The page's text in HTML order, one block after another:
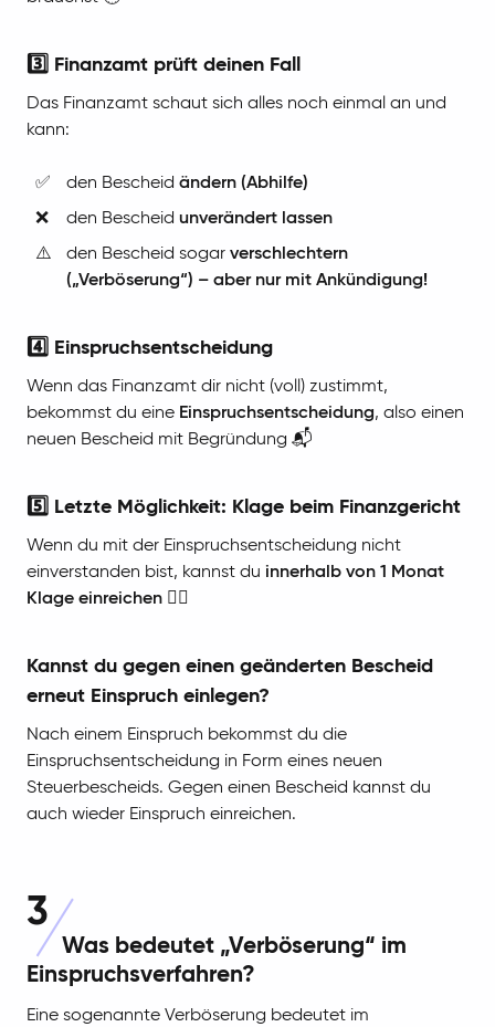
3️⃣ Finanzamt prüft deinen Fall
Das Finanzamt schaut sich alles noch einmal an und
kann:
✅ den Bescheid ändern (Abhilfe)
❌
den Bescheid unverändert lassen
⚠️
den Bescheid sogar verschlechtern
(„Verböserung“) – aber nur mit Ankündigung!
4️⃣ Einspruchsentscheidung
Wenn das Finanzamt dir nicht (voll) zustimmt,
bekommst du eine Einspruchsentscheidung, also einen
neuen Bescheid mit Begründung 📬
5️⃣ Letzte Möglichkeit: Klage beim Finanzgericht
Wenn du mit der Einspruchsentscheidung nicht
einverstanden bist, kannst du innerhalb von 1 Monat
Klage einreichen 🧑‍⚖️
Kannst du gegen einen geänderten Bescheid
erneut Einspruch einlegen?
Nach einem Einspruch bekommst du die
Einspruchsentscheidung in Form eines neuen
Steuerbescheids. Gegen einen Bescheid kannst du
auch wieder Einspruch einreichen.
3
Was bedeutet „Verböserung“ im
Einspruchsverfahren?
Eine sogenannte Verböserung bedeutet im